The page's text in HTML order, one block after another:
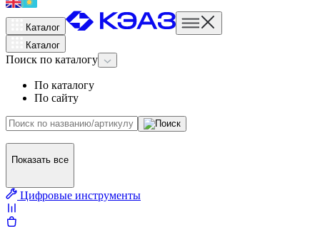
Каталог
Каталог
Поиск по каталогу
По каталогу
По сайту
Показать все
Цифровые инструменты